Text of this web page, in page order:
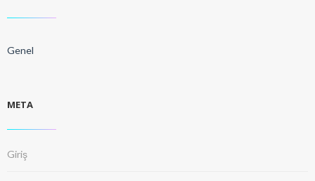
Genel
META
Giriş